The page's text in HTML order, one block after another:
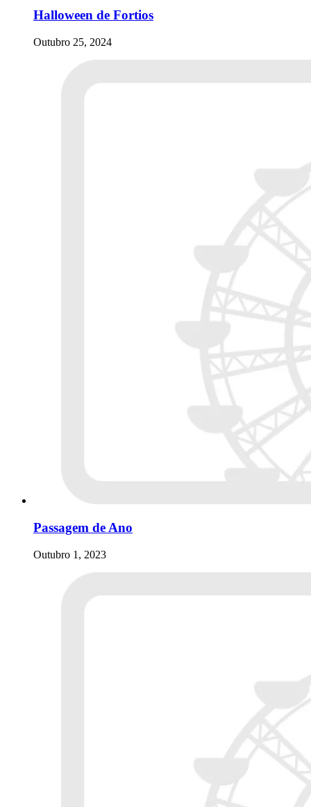
Halloween de Fortios
Outubro 25, 2024
Passagem de Ano
Outubro 1, 2023